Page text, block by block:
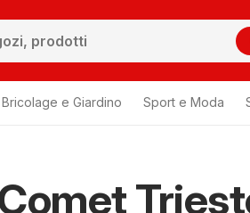
e Giardino Sport e Moda